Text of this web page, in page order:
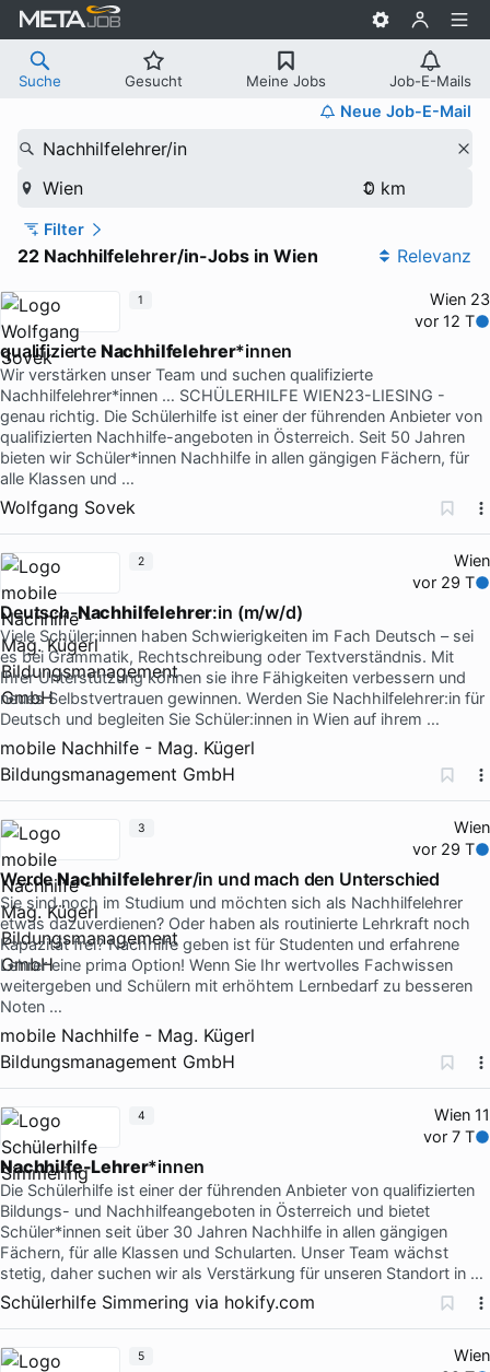
Suche Gesucht Meine Jobs Job-E-Mails
Neue Job-E-Mail
Nachhilfelehrer/in
Wien
Filter
22 Nachhilfelehrer/in-Jobs in Wien Relevanz
Wien 23
vor 12 T
qualifizierte Nachhilfelehrer*innen
Wir verstärken unser Team und suchen qualifizierte
Nachhilfelehrer*innen … SCHÜLERHILFE WIEN23-LIESING -
genau richtig. Die Schülerhilfe ist einer der führenden Anbieter von
qualifizierten Nachhilfe-angeboten in Österreich. Seit 50 Jahren
bieten wir Schüler*innen Nachhilfe in allen gängigen Fächern, für
alle Klassen und …
Wolfgang Sovek
1
Wien
vor 29 T
Deutsch-Nachhilfelehrer:in (m/w/d)
Viele Schüler:innen haben Schwierigkeiten im Fach Deutsch – sei
es bei Grammatik, Rechtschreibung oder Textverständnis. Mit
Ihrer Unterstützung können sie ihre Fähigkeiten verbessern und
neues Selbstvertrauen gewinnen. Werden Sie Nachhilfelehrer:in für
Deutsch und begleiten Sie Schüler:innen in Wien auf ihrem …
mobile Nachhilfe - Mag. Kügerl
Bildungsmanagement GmbH
2
Wien
vor 29 T
WerdeNachhilfelehrer/in und mach den Unterschied
Sie sind noch im Studium und möchten sich als Nachhilfelehrer
etwas dazuverdienen? Oder haben als routinierte Lehrkraft noch
Kapazität frei? Nachhilfe geben ist für Studenten und erfahrene
Lehrer eine prima Option! Wenn Sie Ihr wertvolles Fachwissen
weitergeben und Schülern mit erhöhtem Lernbedarf zu besseren
Noten …
mobile Nachhilfe - Mag. Kügerl
Bildungsmanagement GmbH
3
Wien 11
vor 7 T
Nachhilfe-Lehrer*innen
Die Schülerhilfe ist einer der führenden Anbieter von qualifizierten
Bildungs- und Nachhilfeangeboten in Österreich und bietet
Schüler*innen seit über 30 Jahren Nachhilfe in allen gängigen
Fächern, für alle Klassen und Schularten. Unser Team wächst
stetig, daher suchen wir als Verstärkung für unseren Standort in …
Schülerhilfe Simmering via hokify.com
4
Wien
5